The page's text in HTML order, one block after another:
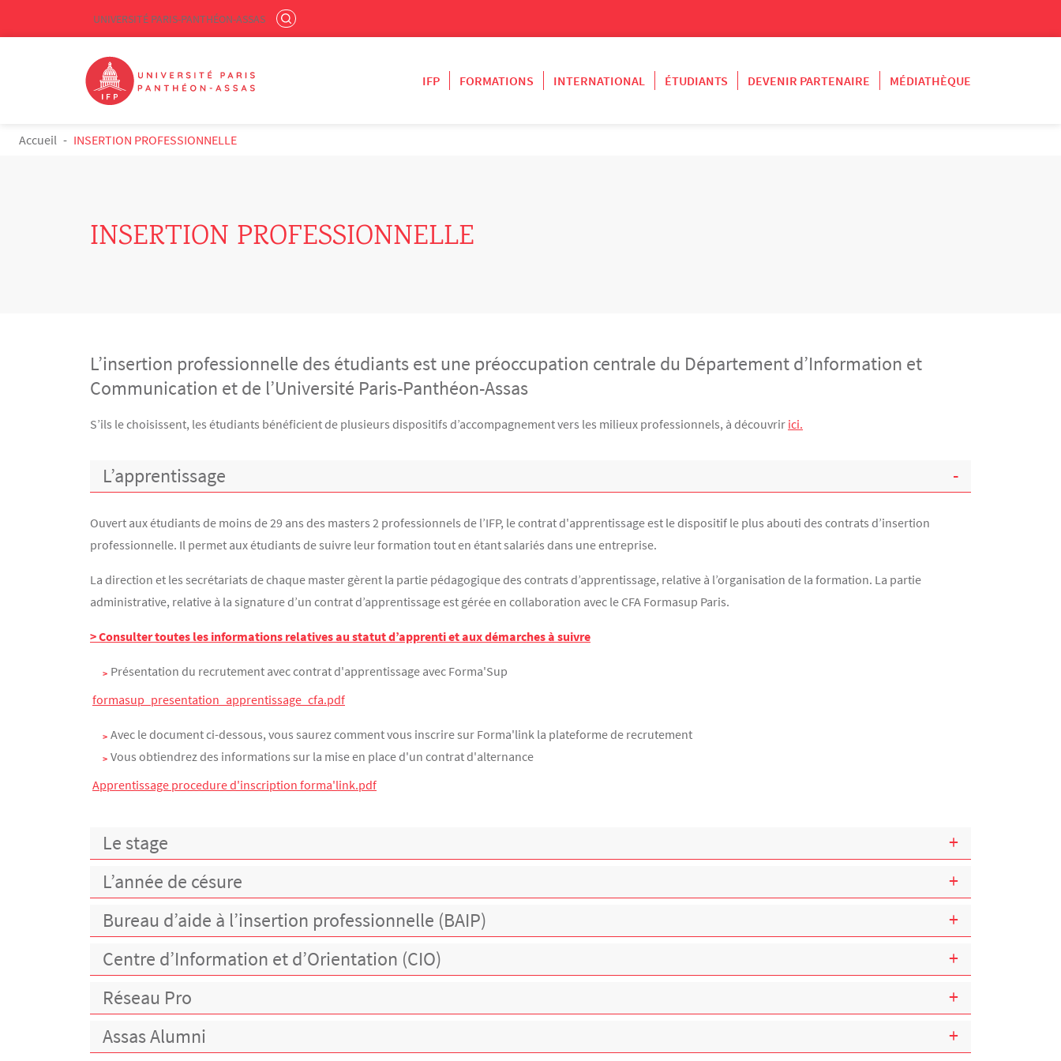
Aller au contenu principal
Menu liste site Custom EN
UNIVERSITÉ PARIS-PANTHÉON-ASSAS RECHERCHER
Logo
IFP
FORMATIONS INTERNATIONAL ÉTUDIANTS DEVENIR PARTENAIRE MÉDIATHÈQUE
FIL D'ARIANE
Accueil INSERTION PROFESSIONNELLE
INSERTION PROFESSIONNELLE
L’insertion professionnelle des étudiants est une préoccupation centrale du Département d’Information et
Communication et de l’Université Paris-Panthéon-Assas
Texte
S’ils le choisissent, les étudiants bénéficient de plusieurs dispositifs d’accompagnement vers les milieux professionnels, à découvrir ici.
L’apprentissage
Ouvert aux étudiants de moins de 29 ans des masters 2 professionnels de l’IFP, le contrat d'apprentissage est le dispositif le plus abouti des contrats d’insertion
professionnelle. Il permet aux étudiants de suivre leur formation tout en étant salariés dans une entreprise.
La direction et les secrétariats de chaque master gèrent la partie pédagogique des contrats d’apprentissage, relative à l’organisation de la formation. La partie
administrative, relative à la signature d’un contrat d’apprentissage est gérée en collaboration avec le CFA Formasup Paris.
> Consulter toutes les informations relatives au statut d’apprenti et aux démarches à suivre
Présentation du recrutement avec contrat d'apprentissage avec Forma'Sup
formasup_presentation_apprentissage_cfa.pdf
Avec le document ci-dessous, vous saurez comment vous inscrire sur Forma'link la plateforme de recrutement
Vous obtiendrez des informations sur la mise en place d'un contrat d'alternance
Apprentissage procedure d'inscription forma'link.pdf
Le stage
L’année de césure
Bureau d’aide à l’insertion professionnelle (BAIP)
Centre d’Information et d’Orientation (CIO)
Réseau Pro
Assas Alumni